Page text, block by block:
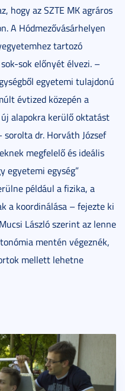
hogy az SZTE MK agráros
A Hódmezővásárhelyen
tartozó
sok előnyét élvezi. –
egyetemi tulajdonú
évtized közepén a
alapokra kerülő oktatást
dr. Horváth József
megfelelő és ideális
egyetemi egység”
például a fizika, a
a koordinálása – fejezte ki
László szerint az lenne
mentén végeznék,
mellett lehetne